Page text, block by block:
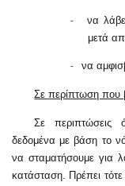
-
να
μετά
- να
Σε περίπτωση που
Σε περιπτώσεις
δεδομένα με βάση το
να σταματήσουμε για
κατάσταση. Πρέπει